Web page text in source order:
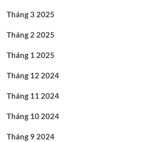
Tháng 3 2025
Tháng 2 2025
Tháng 1 2025
Tháng 12 2024
Tháng 11 2024
Tháng 10 2024
Tháng 9 2024